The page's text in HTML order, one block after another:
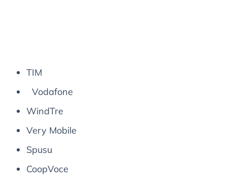
TIM
Vodafone
WindTre
Very Mobile
Spusu
CoopVoce